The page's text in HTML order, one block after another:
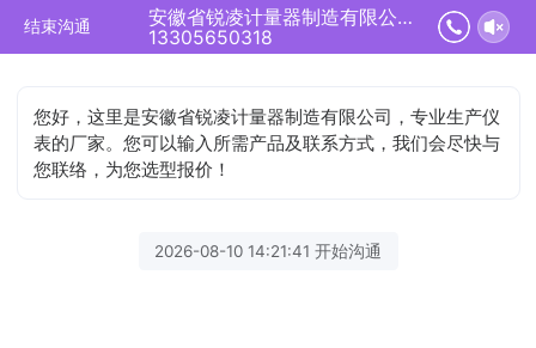
结束沟通
安徽省锐凌计量器制造有限公司正在为您服务
13305650318
您好，这里是安徽省锐凌计量器制造有限公司，专业生产仪
表的厂家。您可以输入所需产品及联系方式，我们会尽快与
您联络，为您选型报价！
2026-08-10 14:21:41 开始沟通